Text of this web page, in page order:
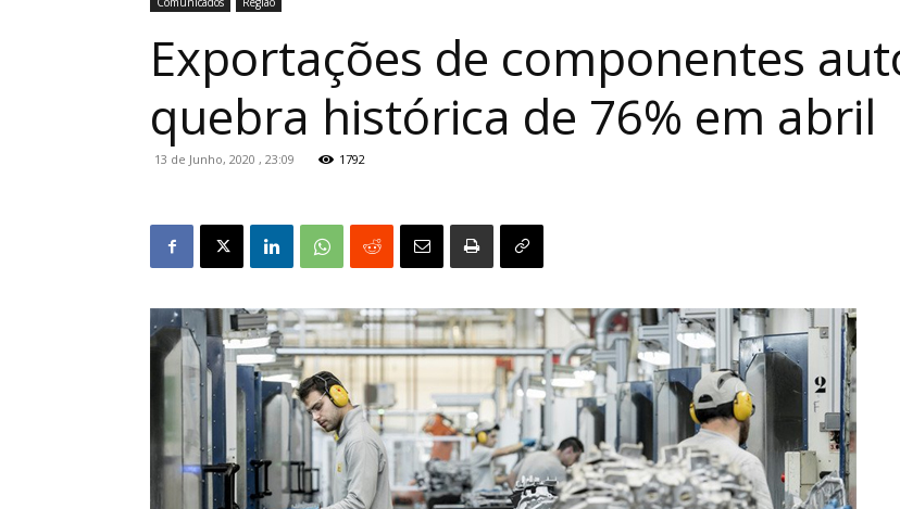
Exportações de componentes
quebra histórica de 76% em abril
13 de Junho, 2020 , 23:09 1792